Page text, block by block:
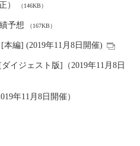
） （146KB）
予想 （167KB）
編] (2019年11月8日開催)
イジェスト版]（2019年11月8日
年11月8日開催）